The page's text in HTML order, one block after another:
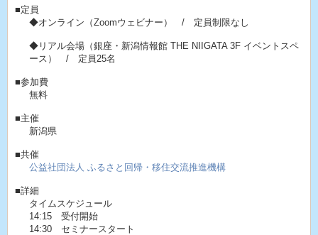
■定員
◆オンライン（Zoomウェビナー） / 定員制限なし
◆リアル会場（銀座・新潟情報館 THE NIIGATA 3F イベントスペ
ース） / 定員25名
■参加費
無料
■主催
新潟県
■共催
公益社団法人 ふるさと回帰・移住交流推進機構
■詳細
タイムスケジュール
14:15 受付開始
14:30 セミナースタート